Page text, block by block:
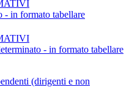
- in formato tabellare
- in formato tabellare
(dirigenti e non